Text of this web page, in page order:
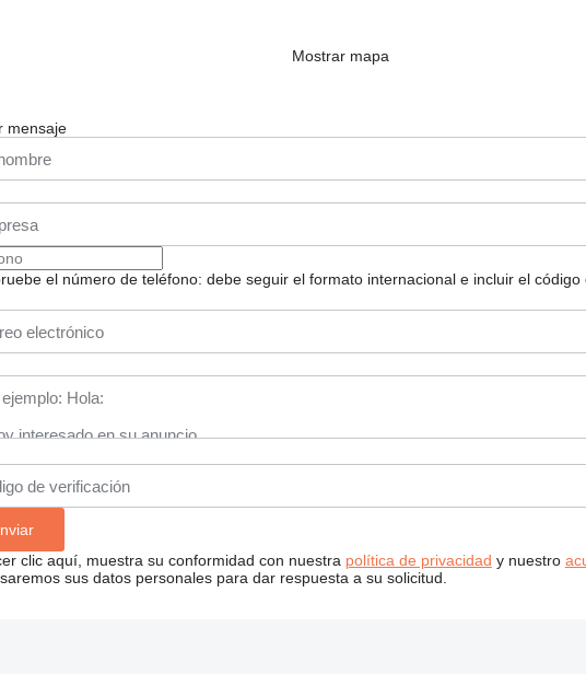
Mostrar mapa
mensaje
el número de teléfono: debe seguir el formato internacional e incluir el código
clic aquí, muestra su conformidad con nuestra política de privacidad y nuestro
sus datos personales para dar respuesta a su solicitud.